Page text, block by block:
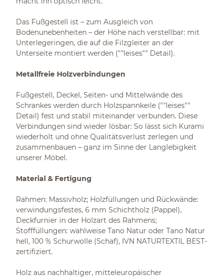
Das Fußgestell ist – zum Ausgleich von
Bodenunebenheiten – der Höhe nach verstellbar: mit
Unterlegeringen, die auf die Filzgleiter an der
Unterseite montiert werden (""leises"" Detail).
Metallfreie Holzverbindungen
Fußgestell, Deckel, Seiten- und Mittelwände des
Schrankes werden durch Holzspannkeile (""leises""
Detail) fest und stabil miteinander verbunden. Diese
Verbindungen sind wieder lösbar: So lässt sich Kurami
wiederholt und ohne Qualitätsverlust zerlegen und
zusammenbauen – ganz im Sinne der Langlebigkeit
unserer Möbel.
Material & Fertigung
Rahmen: Massivholz; Holzfüllungen und Rückwände:
verwindungsfestes, 6 mm Schichtholz (Pappel),
Deckfurnier in der Holzart des Rahmens;
Stofffüllungen: wahlweise Tano Natur oder Tano Natur
hell, 100 % Schurwolle (Schaf), IVN NATURTEXTIL BEST-
zertifiziert.
Holz aus nachhaltiger, mitteleuropäischer